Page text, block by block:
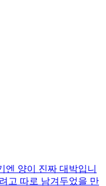
엔 양이 진짜 대박입니
고 따로 남겨두었을 만